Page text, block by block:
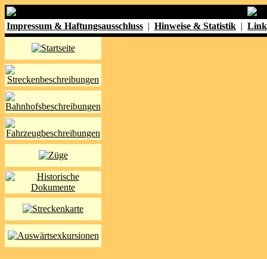
Impressum & Haftungsausschluss | Hinweise & Statistik |